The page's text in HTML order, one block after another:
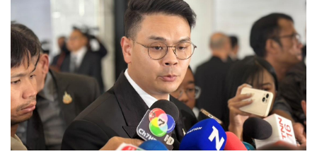
รวม 94 – 1 – 59 ไร่ ในเขตรักษาพันธุ์สัตว์ป่าเขาสอยดาว
จังหวัดจันทบุรี โดยไม่มีคุณสมบัติที่จะครอบครองได้ตามกฎหมาย